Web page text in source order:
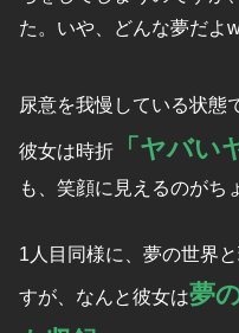
た。いや、どんな夢だよ
尿意を我慢している状態
彼女は時折 「ヤバい
も、笑顔に見えるのがち
1人目同様に、夢の世界
すが、なんと彼女は夢